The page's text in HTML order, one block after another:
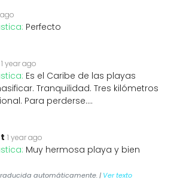
Perfecto
1 year ago
Es el Caribe de las playas
Tranquilidad. Tres kilómetros
Para perderse....
1 year ago
Muy hermosa playa y bien
automáticamente. | Ver texto